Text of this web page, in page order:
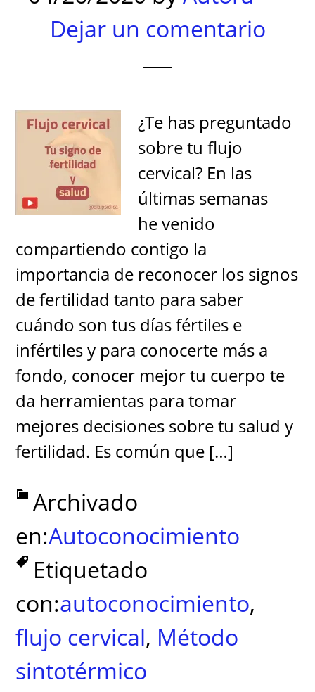
Dejar un comentario
¿Te has preguntado
sobre tu flujo
cervical? En las
últimas semanas
he venido
compartiendo contigo la
importancia de reconocer los signos
de fertilidad tanto para saber
cuándo son tus días fértiles e
infértiles y para conocerte más a
fondo, conocer mejor tu cuerpo te
da herramientas para tomar
mejores decisiones sobre tu salud y
fertilidad. Es común que […]
Archivado
en:Autoconocimiento
Etiquetado
con:autoconocimiento,
flujo cervical, Método
sintotérmico